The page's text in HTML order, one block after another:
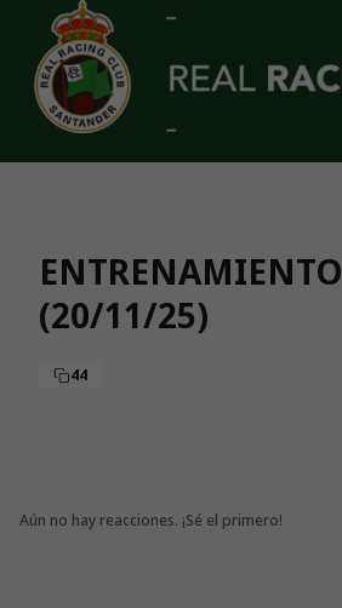
Skip to main content
ENTRENAMIENTO
(20/11/25)
44
Aún no hay reacciones. ¡Sé el primero!